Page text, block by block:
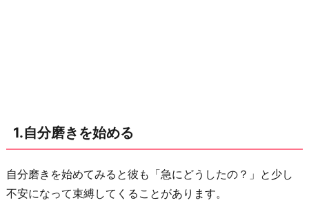
る
た
ま
1.自分磨きを始める
自分磨きを始めてみると彼も「急にどうしたの？」と少し
不安になって束縛してくることがあります。